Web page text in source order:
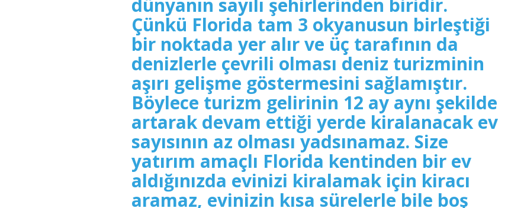
dünyanın sayılı şehirlerinden biridir.
Çünkü Florida tam 3 okyanusun birleştiği
bir noktada yer alır ve üç tarafının da
denizlerle çevrili olması deniz turizminin
aşırı gelişme göstermesini sağlamıştır.
Böylece turizm gelirinin 12 ay aynı şekilde
artarak devam ettiği yerde kiralanacak ev
sayısının az olması yadsınamaz. Size
yatırım amaçlı Florida kentinden bir ev
aldığınızda evinizi kiralamak için kiracı
aramaz, evinizin kısa sürelerle bile boş